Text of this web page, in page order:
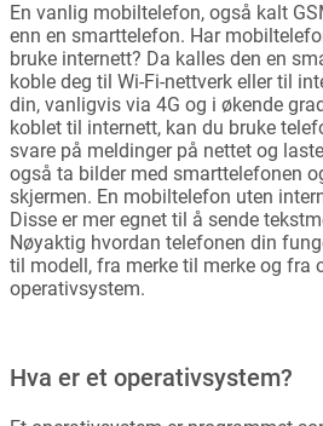
En vanlig mobiltelefon, også kalt
enn en smarttelefon. Har
bruke internett? Da kalles den en
koble deg til Wi-Fi-nettverk eller til
din, vanligvis via 4G og i økende
koblet til internett, kan du bruke
svare på meldinger på nettet og
også ta bilder med smarttelefonen
skjermen. En mobiltelefon uten
Disse er mer egnet til å sende
Nøyaktig hvordan telefonen din
til modell, fra merke til merke og fra
operativsystem.
Hva er et operativsystem?